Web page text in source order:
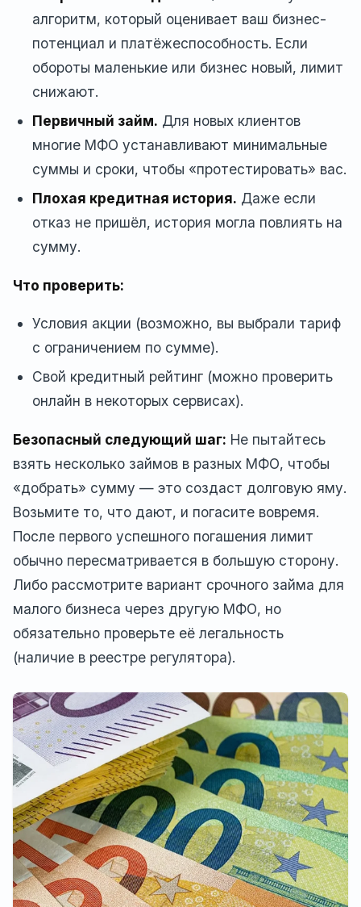
алгоритм, который оценивает ваш бизнес-
потенциал и платёжеспособность. Если
обороты маленькие или бизнес новый, лимит
снижают.
Первичный займ. Для новых клиентов
многие МФО устанавливают минимальные
суммы и сроки, чтобы «протестировать» вас.
Плохая кредитная история. Даже если
отказ не пришёл, история могла повлиять на
сумму.
Что проверить:
Условия акции (возможно, вы выбрали тариф
с ограничением по сумме).
Свой кредитный рейтинг (можно проверить
онлайн в некоторых сервисах).
Безопасный следующий шаг: Не пытайтесь
взять несколько займов в разных МФО, чтобы
«добрать» сумму — это создаст долговую яму.
Возьмите то, что дают, и погасите вовремя.
После первого успешного погашения лимит
обычно пересматривается в большую сторону.
Либо рассмотрите вариант срочного займа для
малого бизнеса через другую МФО, но
обязательно проверьте её легальность
(наличие в реестре регулятора).